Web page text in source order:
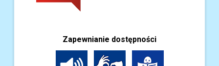
Zapewnianie dostępności